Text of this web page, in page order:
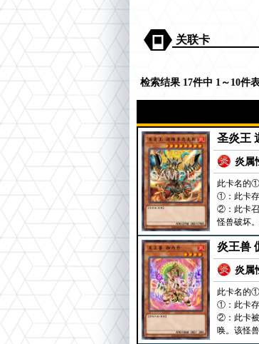
关联卡
检索结果 17件中 1～10件
圣炎王
炎属
此卡名的
①：此卡存
②：此卡召
怪兽破坏
炎王兽
炎属
此卡名的
①：此卡存
②：此卡被
唤。该怪